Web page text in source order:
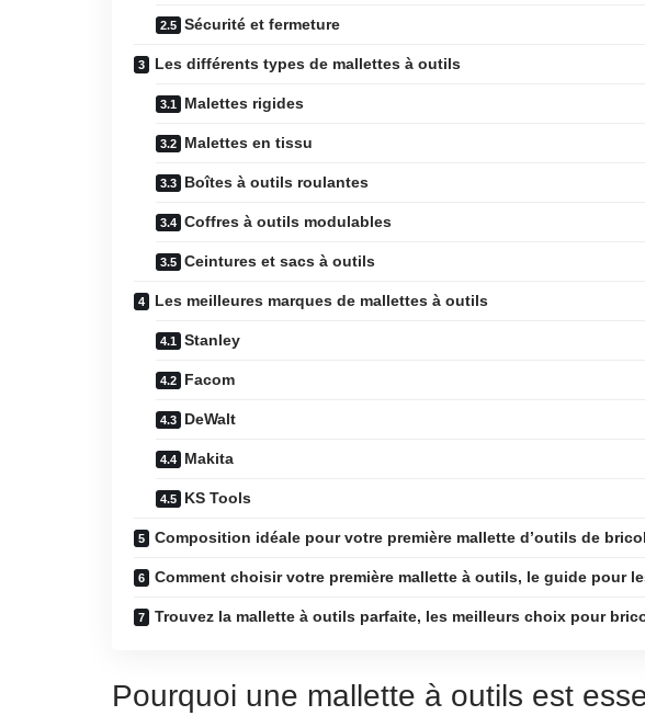
Sécurité et fermeture
Les différents types de mallettes à outils
Malettes rigides
Malettes en tissu
Boîtes à outils roulantes
Coffres à outils modulables
Ceintures et sacs à outils
Les meilleures marques de mallettes à outils
Stanley
Facom
DeWalt
Makita
KS Tools
Composition idéale pour votre première mallette d’outils de
Comment choisir votre première mallette à outils, le guide pour
Trouvez la mallette à outils parfaite, les meilleurs choix pour
Pourquoi une mallette à outils est